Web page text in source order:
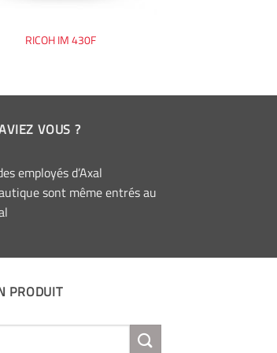
RICOH IM 430F
VOUS ?
employés d’Axal
sont même entrés au
PRODUIT